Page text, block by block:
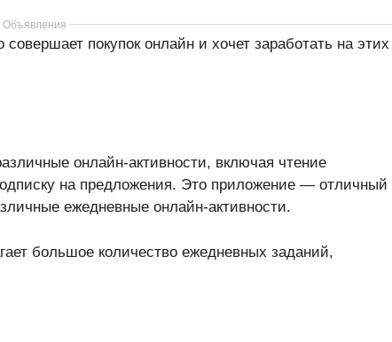
Объявления
покупок онлайн и хочет заработать на этих
онлайн-активности, включая чтение
на предложения. Это приложение — отличный
ежедневные онлайн-активности.
большое количество ежедневных заданий,